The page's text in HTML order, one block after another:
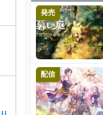
発売
配信